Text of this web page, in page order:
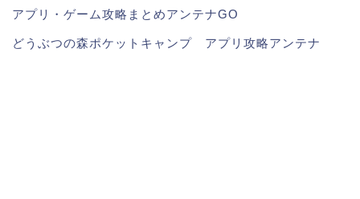
アプリ・ゲーム攻略まとめアンテナGO
どうぶつの森ポケットキャンプ アプリ攻略アンテナ